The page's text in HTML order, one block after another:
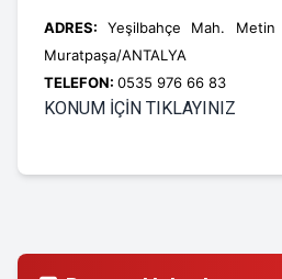
ADRES: Yeşilbahçe Mah. Metin
Muratpaşa/ANTALYA
TELEFON: 0535 976 66 83
KONUM İÇİN TIKLAYINIZ